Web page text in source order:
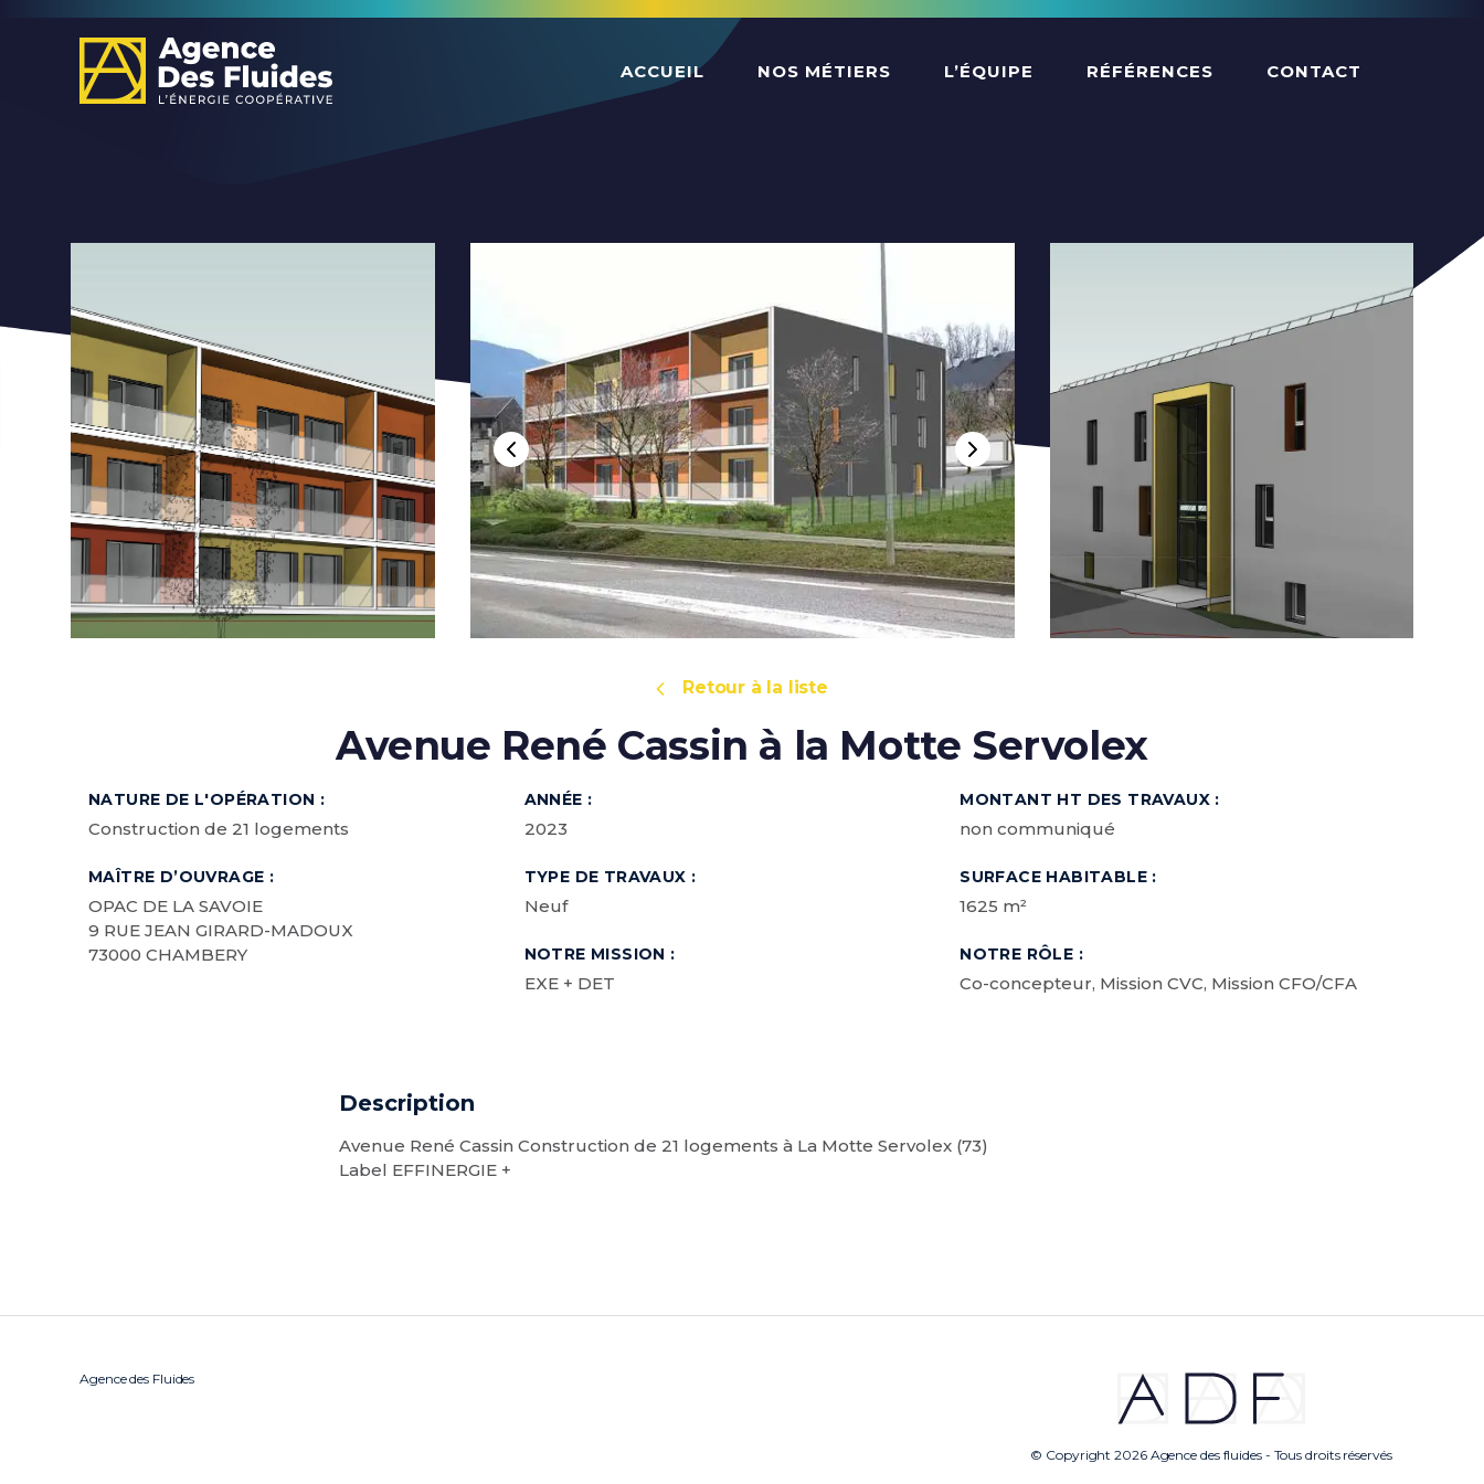
ACCUEIL NOS MÉTIERS L’ÉQUIPE RÉFÉRENCES CONTACT
Retour à la liste
Avenue René Cassin à la Motte Servolex
NATURE DE L'OPÉRATION :
Construction de 21 logements
MAÎTRE D’OUVRAGE :
OPAC DE LA SAVOIE
9 RUE JEAN GIRARD-MADOUX
73000 CHAMBERY
ANNÉE :
2023
TYPE DE TRAVAUX :
Neuf
NOTRE MISSION :
EXE + DET
MONTANT HT DES TRAVAUX :
non communiqué
SURFACE HABITABLE :
1625 m²
NOTRE RÔLE :
Co-concepteur, Mission CVC, Mission CFO/CFA
Description
Avenue René Cassin Construction de 21 logements à La Motte Servolex (73)
Label EFFINERGIE +
Agence des Fluides
© Copyright 2026 Agence des fluides - Tous droits réservés